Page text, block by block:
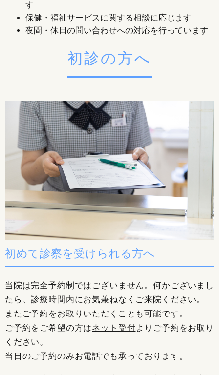
す
保健・福祉サービスに関する相談に応じます
夜間・休日の問い合わせへの対応を行っています
初診の方へ
初めて診察を受けられる方へ
当院は完全予約制ではございません。何かございまし
たら、診療時間内にお気兼ねなくご来院ください。
またご予約をお取りいただくことも可能です。
ご予約をご希望の方はネット受付よりご予約をお取り
ください。
当日のご予約のみお電話でも承っております。